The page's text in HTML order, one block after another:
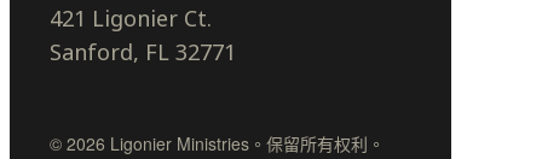
421 Ligonier Ct.
Sanford, FL 32771
© 2026 Ligonier Ministries。保留所有权利。